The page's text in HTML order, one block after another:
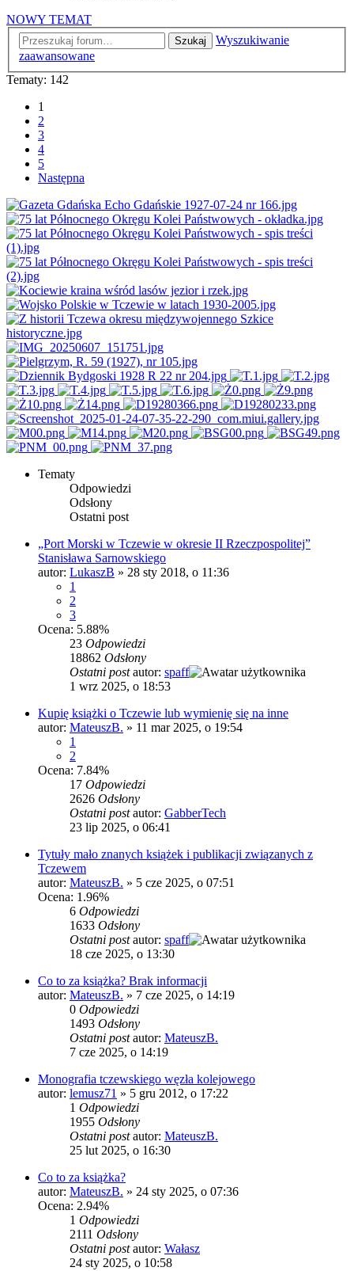
NOWY TEMAT
Szukaj
Wyszukiwanie
zaawansowane
Tematy: 142
1
2
3
4
5
Następna
Tematy
Odpowiedzi
Odsłony
Ostatni post
„Port Morski w Tczewie w okresie II Rzeczpospolitej”
Stanisława Sarnowskiego
autor: LukaszB » 28 sty 2018, o 11:36
1
2
3
Ocena: 5.88%
23 Odpowiedzi
18862 Odsłony
Ostatni postautor: spaff
1 wrz 2025, o 18:53
Kupię książki o Tczewie lub wymienię się na inne
autor: MateuszB. » 11 mar 2025, o 19:54
1
2
Ocena: 7.84%
17 Odpowiedzi
2626 Odsłony
Ostatni postautor: GabberTech
23 lip 2025, o 06:41
Tytuły mało znanych książek i publikacji związanych z
Tczewem
autor: MateuszB. » 5 cze 2025, o 07:51
Ocena: 1.96%
6 Odpowiedzi
1633 Odsłony
Ostatni postautor: spaff
18 cze 2025, o 13:30
Co to za książka? Brak informacji
autor: MateuszB. » 7 cze 2025, o 14:19
0 Odpowiedzi
1493 Odsłony
Ostatni postautor: MateuszB.
7 cze 2025, o 14:19
Monografia tczewskiego węzła kolejowego
autor: lemusz71 » 5 gru 2012, o 17:22
1 Odpowiedzi
1955 Odsłony
Ostatni postautor: MateuszB.
25 lut 2025, o 16:30
Co to za książka?
autor: MateuszB. » 24 sty 2025, o 07:36
Ocena: 2.94%
1 Odpowiedzi
2111 Odsłony
Ostatni postautor: Wałasz
24 sty 2025, o 10:58